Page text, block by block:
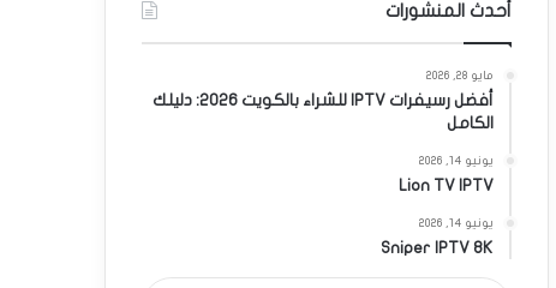
أحدث المنشورات
مايو 28, 2026
أفضل رسيفرات IPTV للشراء بالكويت 2026: دليلك
الكامل
يونيو 14, 2026
Lion TV IPTV
يونيو 14, 2026
Sniper IPTV 8K